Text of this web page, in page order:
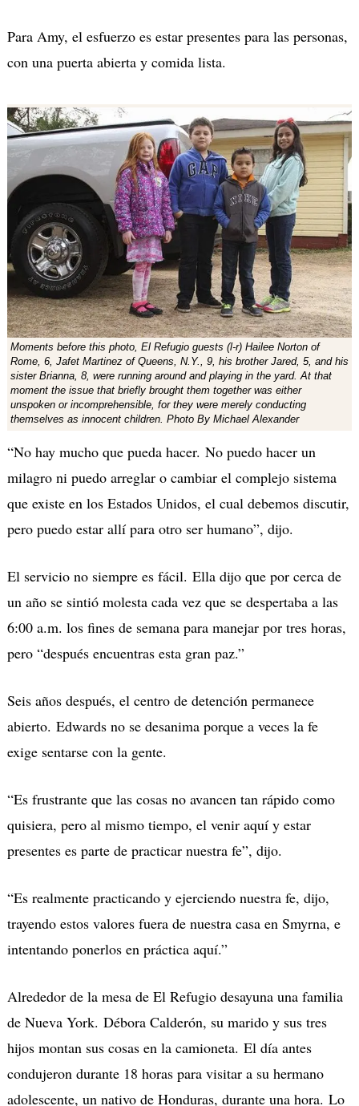
Para Amy, el esfuerzo es estar presentes para las personas,
con una puerta abierta y comida lista.
Moments before this photo, El Refugio guests (l-r) Hailee Norton of
Rome, 6, Jafet Martinez of Queens, N.Y., 9, his brother Jared, 5, and his
sister Brianna, 8, were running around and playing in the yard. At that
moment the issue that briefly brought them together was either
unspoken or incomprehensible, for they were merely conducting
themselves as innocent children. Photo By Michael Alexander
“No hay mucho que pueda hacer. No puedo hacer un
milagro ni puedo arreglar o cambiar el complejo sistema
que existe en los Estados Unidos, el cual debemos discutir,
pero puedo estar allí para otro ser humano”, dijo.
El servicio no siempre es fácil. Ella dijo que por cerca de
un año se sintió molesta cada vez que se despertaba a las
6:00 a.m. los fines de semana para manejar por tres horas,
pero “después encuentras esta gran paz.”
Seis años después, el centro de detención permanece
abierto. Edwards no se desanima porque a veces la fe
exige sentarse con la gente.
“Es frustrante que las cosas no avancen tan rápido como
quisiera, pero al mismo tiempo, el venir aquí y estar
presentes es parte de practicar nuestra fe”, dijo.
“Es realmente practicando y ejerciendo nuestra fe, dijo,
trayendo estos valores fuera de nuestra casa en Smyrna, e
intentando ponerlos en práctica aquí.”
Alrededor de la mesa de El Refugio desayuna una familia
de Nueva York. Débora Calderón, su marido y sus tres
hijos montan sus cosas en la camioneta. El día antes
condujeron durante 18 horas para visitar a su hermano
adolescente, un nativo de Honduras, durante una hora. Lo